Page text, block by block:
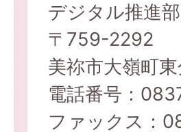
デジタル推進
〒759-2292
美祢市大嶺町
電話番号：
ファックス：